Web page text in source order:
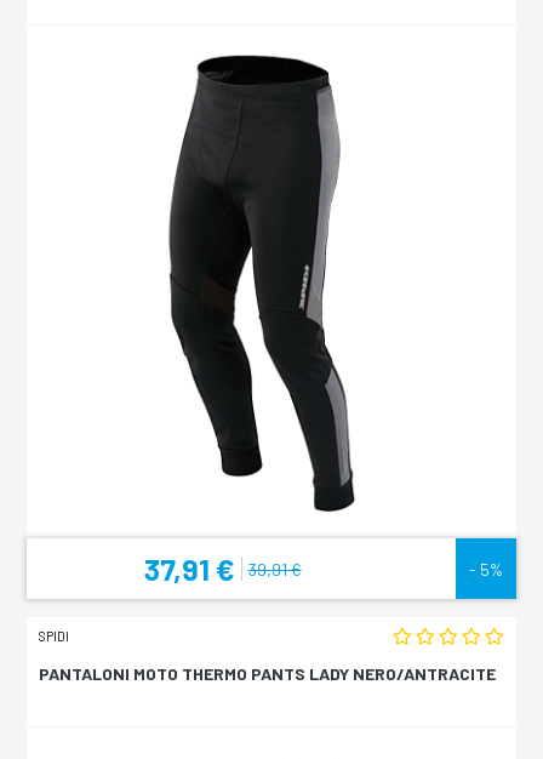
37,91 € 39,91 € - 5%
SPIDI
PANTALONI MOTO THERMO PANTS LADY NERO/ANTRACITE